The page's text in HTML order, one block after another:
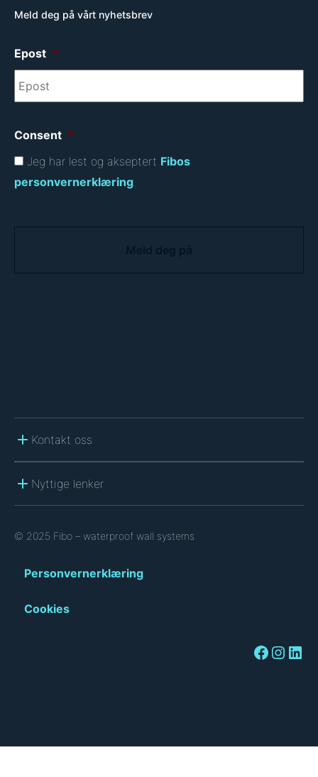
Meld deg på vårt nyhetsbrev
Epost *
Consent *
Jeg har lest og akseptert Fibos
personvernerklæring
Kontakt oss
Nyttige lenker
© 2025 Fibo – waterproof wall systems
Personvernerklæring
Cookies
Facebook Instagram LinkedIn